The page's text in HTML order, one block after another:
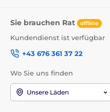
Sie brauchen Rat offline
Kundendienst ist verfügbar
+43 676 361 37 22
Wo Sie uns finden
Unsere Läden